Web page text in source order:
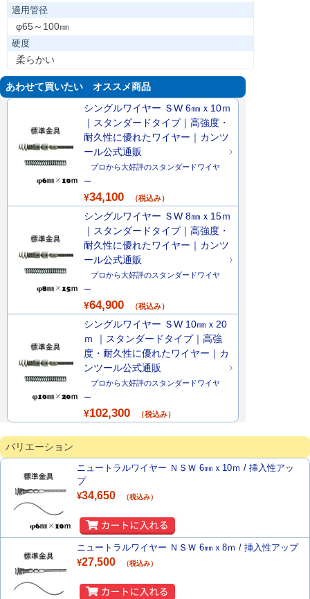
適用管径
φ65～100㎜
硬度
柔らかい
あわせて買いたい オススメ商品
シングルワイヤー ＳW 6㎜ｘ10ｍ
｜スタンダードタイプ｜高強度・
耐久性に優れたワイヤー｜カンツ
ール公式通販
プロから大好評のスタンダードワイヤ
ー
¥34,100 （税込み）
シングルワイヤー ＳW 8㎜ｘ15ｍ
｜スタンダードタイプ｜高強度・
耐久性に優れたワイヤー｜カンツ
ール公式通販
プロから大好評のスタンダードワイヤ
ー
¥64,900 （税込み）
シングルワイヤー ＳW 10㎜ｘ20
ｍ ｜スタンダードタイプ｜高強
度・耐久性に優れたワイヤー｜カ
ンツール公式通販
プロから大好評のスタンダードワイヤ
ー
¥102,300 （税込み）
バリエーション
ニュートラルワイヤー ＮＳＷ 6㎜ｘ10ｍ / 挿入性アッ
プ
¥34,650 （税込み）
ニュートラルワイヤー ＮＳＷ 6㎜ｘ8ｍ / 挿入性アップ
¥27,500 （税込み）